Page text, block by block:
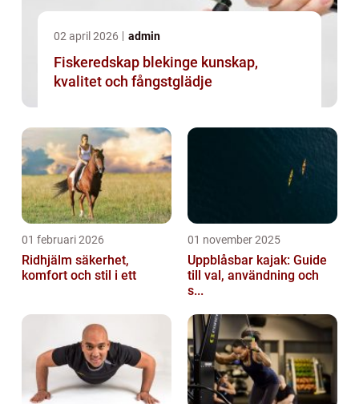
02 april 2026 admin
Fiskeredskap blekinge kunskap,
kvalitet och fångstglädje
01 februari 2026
Ridhjälm säkerhet,
komfort och stil i ett
01 november 2025
Uppblåsbar kajak: Guide
till val, användning och
s...